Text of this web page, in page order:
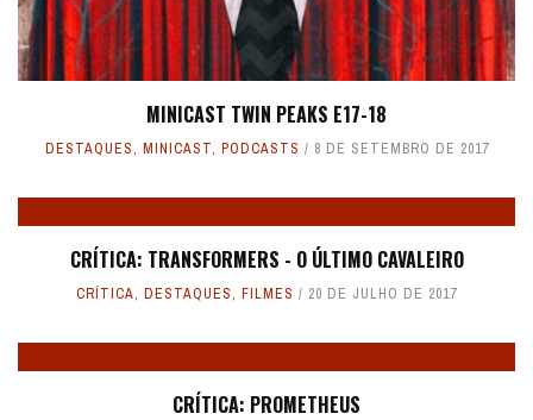
MINICAST TWIN PEAKS E17-18
DESTAQUES, MINICAST, PODCASTS 8 DE SETEMBRO DE 2017
CRÍTICA: TRANSFORMERS - O ÚLTIMO CAVALEIRO
CRÍTICA, DESTAQUES, FILMES 20 DE JULHO DE 2017
CRÍTICA: PROMETHEUS